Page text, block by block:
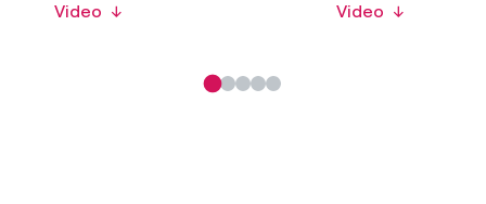
Video ↓ Video ↓